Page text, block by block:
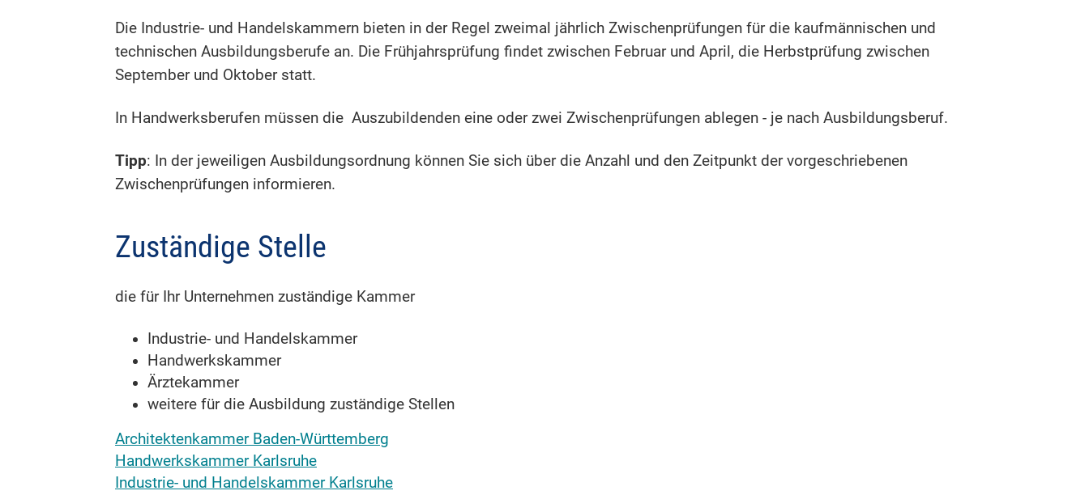
Die Industrie- und Handelskammern bieten in der Regel zweimal jährlich Zwischenprüfungen für die kaufmännischen und
technischen Ausbildungsberufe an. Die Frühjahrsprüfung findet zwischen Februar und April, die Herbstprüfung zwischen
September und Oktober statt.
In Handwerksberufen müssen die Auszubildenden eine oder zwei Zwischenprüfungen ablegen - je nach Ausbildungsberuf.
Tipp: In der jeweiligen Ausbildungsordnung können Sie sich über die Anzahl und den Zeitpunkt der vorgeschriebenen
Zwischenprüfungen informieren.
Zuständige Stelle
die für Ihr Unternehmen zuständige Kammer
Industrie- und Handelskammer
Handwerkskammer
Ärztekammer
weitere für die Ausbildung zuständige Stellen
Architektenkammer Baden-Württemberg
Handwerkskammer Karlsruhe
Industrie- und Handelskammer Karlsruhe